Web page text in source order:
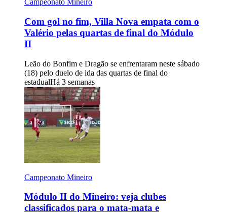
Campeonato Mineiro
Com gol no fim, Villa Nova empata com o
Valério pelas quartas de final do Módulo
II
Leão do Bonfim e Dragão se enfrentaram neste sábado
(18) pelo duelo de ida das quartas de final do
estadualHá 3 semanas
Campeonato Mineiro
Módulo II do Mineiro: veja clubes
classificados para o mata-mata e